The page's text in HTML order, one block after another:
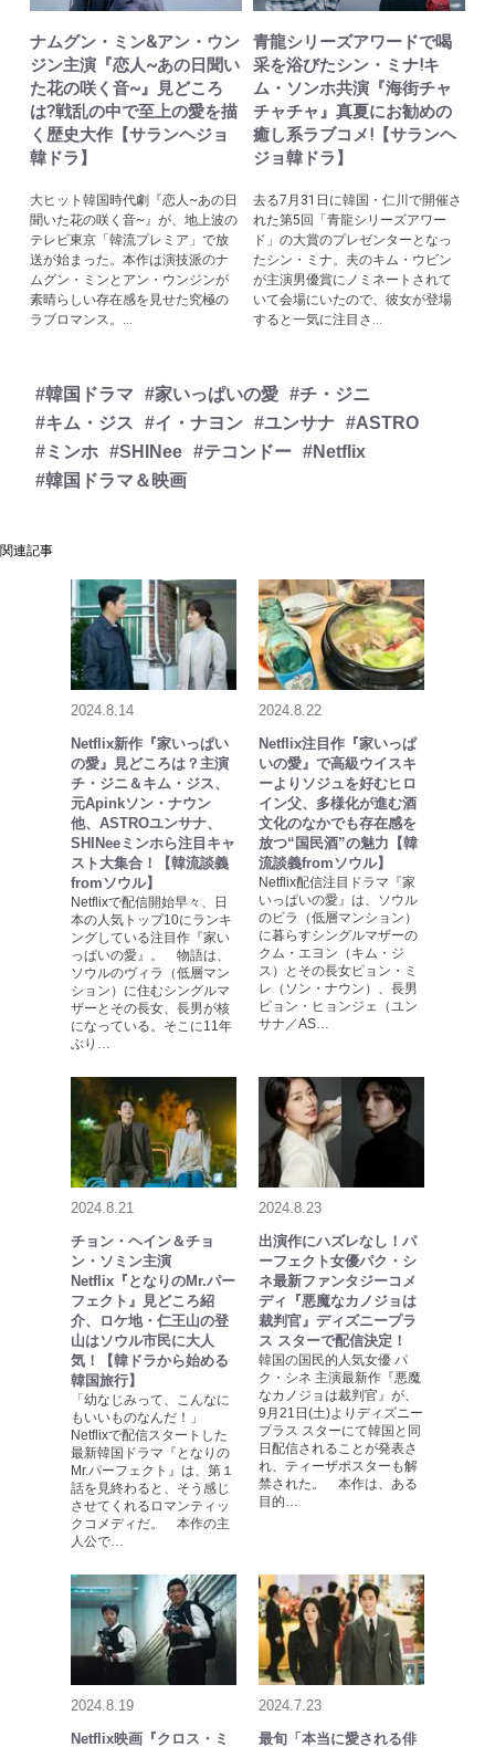
ナムグン・ミン&アン・ウン
ジン主演『恋人~あの日聞い
た花の咲く音~』見どころ
は?戦乱の中で至上の愛を描
く歴史大作【サランヘジョ
韓ドラ】
大ヒット韓国時代劇『恋人~あの日
聞いた花の咲く音~』が、地上波の
テレビ東京「韓流プレミア」で放
送が始まった。本作は演技派のナ
ムグン・ミンとアン・ウンジンが
素晴らしい存在感を見せた究極の
ラブロマンス。...
青龍シリーズアワードで喝
采を浴びたシン・ミナ!キ
ム・ソンホ共演『海街チャ
チャチャ』真夏にお勧めの
癒し系ラブコメ!【サランヘ
ジョ韓ドラ】
去る7月31日に韓国・仁川で開催さ
れた第5回「青龍シリーズアワー
ド」の大賞のプレゼンターとなっ
たシン・ミナ。夫のキム・ウビン
が主演男優賞にノミネートされて
いて会場にいたので、彼女が登場
すると一気に注目さ...
#韓国ドラマ #家いっぱいの愛 #チ・ジニ
#キム・ジス
#イ・ナヨン #ユンサナ #ASTRO
#ミンホ #SHINee #テコンドー #Netflix
#韓国ドラマ＆映画
関連記事
2024.8.14
Netflix新作『家いっぱい
の愛』見どころは？主演
チ・ジニ＆キム・ジス、
元Apinkソン・ナウン
他、ASTROユンサナ、
SHINeeミンホら注目キャ
スト大集合！【韓流談義
fromソウル】
Netflixで配信開始早々、日
本の人気トップ10にランキ
ングしている注目作『家い
っぱいの愛』。 物語は、
ソウルのヴィラ（低層マン
ション）に住むシングルマ
ザーとその長女、長男が核
になっている。そこに11年
ぶり…
2024.8.22
Netflix注目作『家いっぱ
いの愛』で高級ウイスキ
ーよりソジュを好むヒロ
イン父、多様化が進む酒
文化のなかでも存在感を
放つ“国民酒”の魅力【韓
流談義fromソウル】
Netflix配信注目ドラマ『家
いっぱいの愛』は、ソウル
のビラ（低層マンション）
に暮らすシングルマザーの
クム・エヨン（キム・ジ
ス）とその長女ピョン・ミ
レ（ソン・ナウン）、長男
ピョン・ヒョンジェ（ユン
サナ／AS…
2024.8.21
チョン・ヘイン＆チョ
ン・ソミン主演
Netflix『となりのMr.パー
フェクト』見どころ紹
介、ロケ地・仁王山の登
山はソウル市民に大人
気！【韓ドラから始める
韓国旅行】
「幼なじみって、こんなに
もいいものなんだ！」
Netflixで配信スタートした
最新韓国ドラマ『となりの
Mr.パーフェクト』は、第１
話を見終わると、そう感じ
させてくれるロマンティッ
クコメディだ。 本作の主
人公で…
2024.8.23
出演作にハズレなし！パ
ーフェクト女優パク・シ
ネ最新ファンタジーコメ
ディ『悪魔なカノジョは
裁判官』ディズニープラ
ス スターで配信決定！
韓国の国民的人気女優 パ
ク・シネ 主演最新作『悪魔
なカノジョは裁判官』が、
9月21日(土)よりディズニー
プラス スターにて韓国と同
日配信されることが発表さ
れ、ティーザポスターも解
禁された。 本作は、ある
目的…
2024.8.19
Netflix映画『クロス・ミ
2024.7.23
最旬「本当に愛される俳